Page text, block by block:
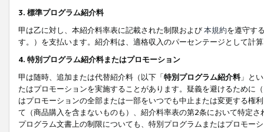
3. 標準プログラム紹介料
甲は乙に対し、本紹介料率表に記載された制限および本規約を遵守す
す。）を支払います。紹介料は、適格収入のパーセンテージとして計
4. 特別プログラム紹介料またはプロモーション
甲は随時、追加または代替紹介料（以下「特別プログラム紹介料」と
たはプロモーションを実施することがあります。疑義を避けるために
はプロモーションの全部または一部をいつでも中止または変更する権
て（商品購入を含まないものも）、紹介料率表の第2条において特定
プログラム文書上の制限についても、特別プログラムまたはプロモー